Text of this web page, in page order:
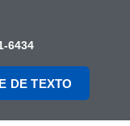
6434
DE TEXTO